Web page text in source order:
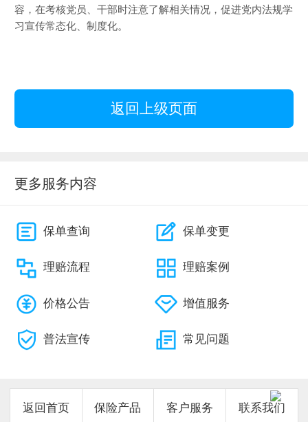
容，在考核党员、干部时注意了解相关情况，促进党内法规学
习宣传常态化、制度化。
返回上级页面
更多服务内容
保单查询 保单变更
理赔流程 理赔案例
价格公告 增值服务
普法宣传 常见问题
返回首页 保险产品 客户服务 联系我们